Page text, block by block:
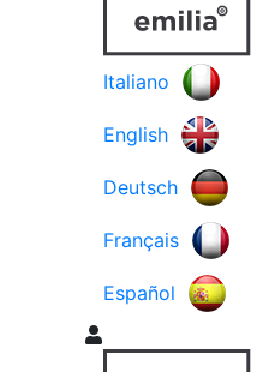
Italiano
English
Deutsch
Français
Español